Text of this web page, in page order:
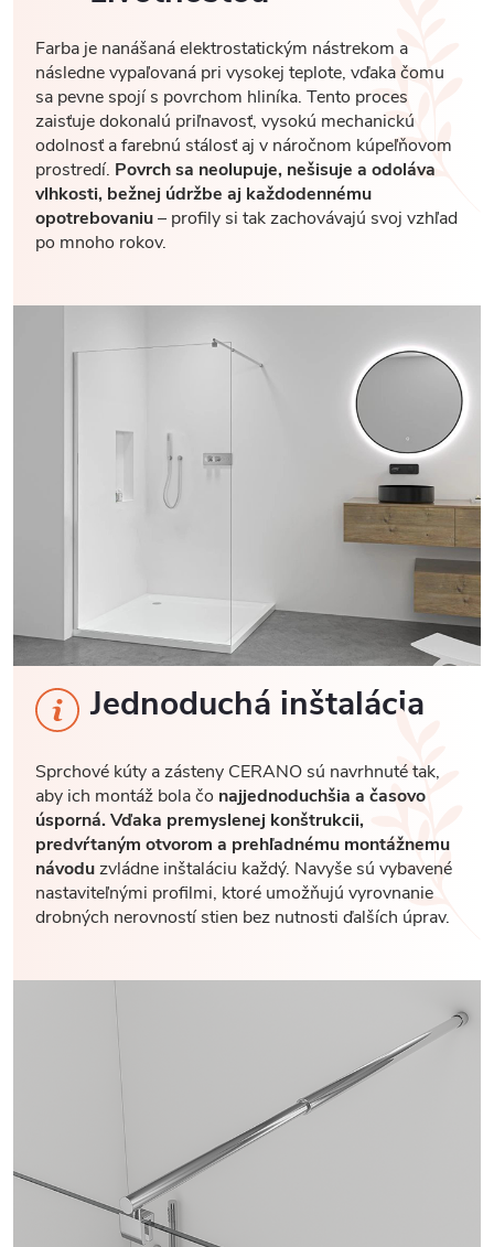
Farba je nanášaná elektrostatickým nástrekom a
následne vypaľovaná pri vysokej teplote, vďaka čomu
sa pevne spojí s povrchom hliníka. Tento proces
zaisťuje dokonalú priľnavosť, vysokú mechanickú
odolnosť a farebnú stálosť aj v náročnom kúpeľňovom
prostredí. Povrch sa neolupuje, nešisuje a odoláva
vlhkosti, bežnej údržbe aj každodennému
opotrebovaniu– profily si tak zachovávajú svoj vzhľad
po mnoho rokov.
Jednoduchá inštalácia
Sprchové kúty a zásteny CERANO sú navrhnuté tak,
aby ich montáž bola čo najjednoduchšia a časovo
úsporná. Vďaka premyslenej konštrukcii,
predvŕtaným otvorom a prehľadnému montážnemu
návoduzvládne inštaláciu každý. Navyše sú vybavené
nastaviteľnými profilmi, ktoré umožňujú vyrovnanie
drobných nerovností stien bez nutnosti ďalších úprav.